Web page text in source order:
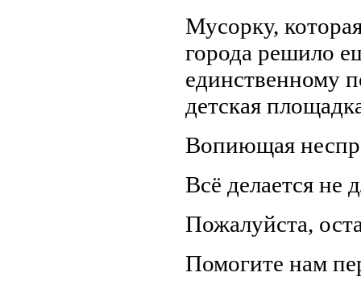
Мусорку,
города решило
единственному
детская
Вопиющая
Всё делается не
Пожалуйста,
Помогите нам